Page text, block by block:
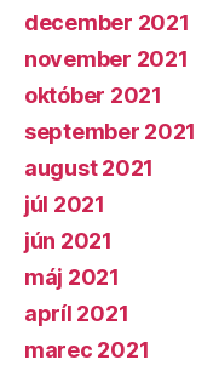
december 2021
november 2021
október 2021
september 2021
august 2021
júl 2021
jún 2021
máj 2021
apríl 2021
marec 2021